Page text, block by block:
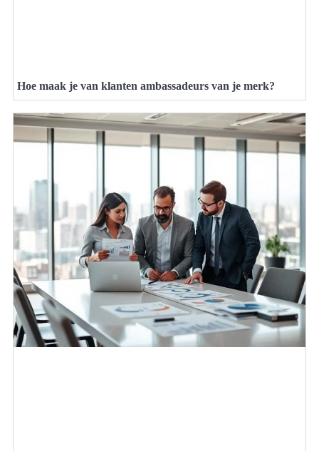
Hoe maak je van klanten ambassadeurs van je merk?